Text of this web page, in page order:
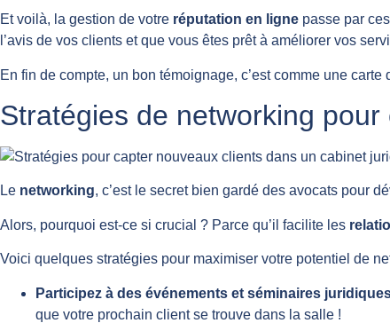
Et voilà, la gestion de votre réputation en ligne passe par
l’avis de vos clients et que vous êtes prêt à améliorer vos
En fin de compte, un bon témoignage, c’est comme une
Stratégies de networking
Le networking, c’est le secret bien gardé des avocats pour
Alors, pourquoi est-ce si crucial ? Parce qu’il facilite les
Voici quelques stratégies pour maximiser votre potentiel de
Participez à des événements et séminaires
que votre prochain client se trouve dans la salle !